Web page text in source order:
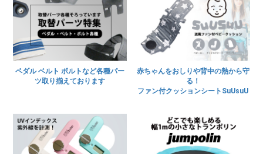
ペダル ベルト ボルトなど各種パー
ツ取り揃えております
赤ちゃんをおしりや背中の熱から守
る！
ファン付クッションシートSuUsuU